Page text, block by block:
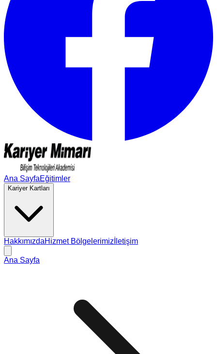
Ana SayfaEğitimler
Kariyer Kartları
HakkımızdaHizmet Bölgelerimiz İletişim
Ana Sayfa